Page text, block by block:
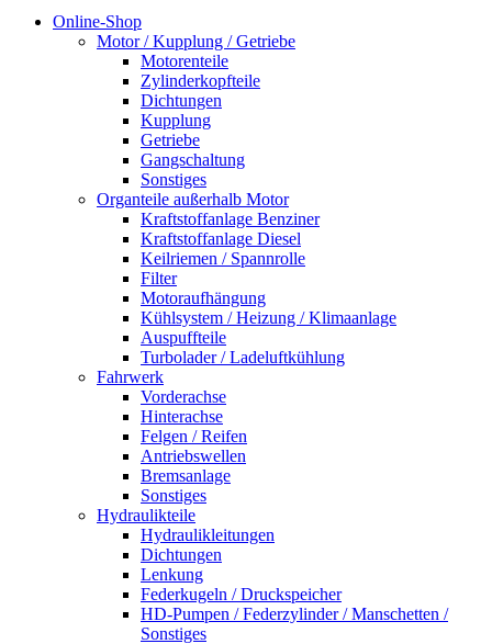
Online-Shop
Motor / Kupplung / Getriebe
Motorenteile
Zylinderkopfteile
Dichtungen
Kupplung
Getriebe
Gangschaltung
Sonstiges
Organteile außerhalb Motor
Kraftstoffanlage Benziner
Kraftstoffanlage Diesel
Keilriemen / Spannrolle
Filter
Motoraufhängung
Kühlsystem / Heizung / Klimaanlage
Auspuffteile
Turbolader / Ladeluftkühlung
Fahrwerk
Vorderachse
Hinterachse
Felgen / Reifen
Antriebswellen
Bremsanlage
Sonstiges
Hydraulikteile
Hydraulikleitungen
Dichtungen
Lenkung
Federkugeln / Druckspeicher
HD-Pumpen / Federzylinder / Manschetten /
Sonstiges